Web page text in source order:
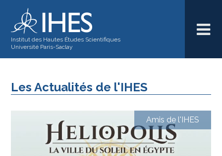
Institut des Hautes Études Scientifiques
Université Paris-Saclay
Les Actualités de l'IHES
Amis de l'IHES